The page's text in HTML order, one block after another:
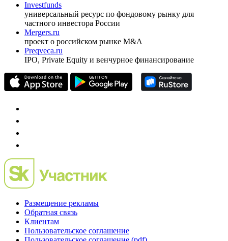
Investfunds
универсальный ресурс по фондовому рынку для
частного инвестора России
Mergers.ru
проект о российском рынке M&A
Preqveca.ru
IPO, Private Equity и венчурное финансирование
Размещение рекламы
Обратная связь
Клиентам
Пользовательское соглашение